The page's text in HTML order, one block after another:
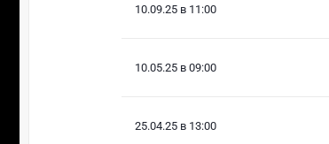
10.09.25 в 11:00
10.05.25 в 09:00
25.04.25 в 13:00